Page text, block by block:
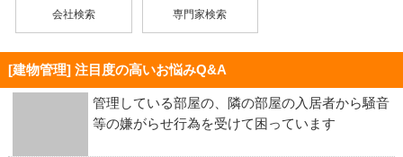
会社検索 専門家検索
[建物管理] 注目度の高いお悩みQ&A
管理している部屋の、隣の部屋の入居者から騒音
等の嫌がらせ行為を受けて困っています